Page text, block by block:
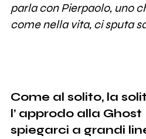
parla con Pierpaolo, uno
come nella vita, ci sputa
Come al solito, la
l’ approdo alla
spiegarci a grandi